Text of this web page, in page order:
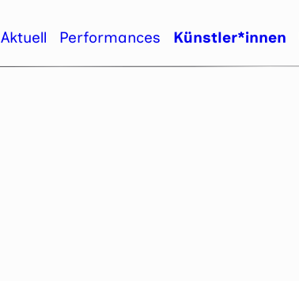
Aktuell Performances Künstler*innen